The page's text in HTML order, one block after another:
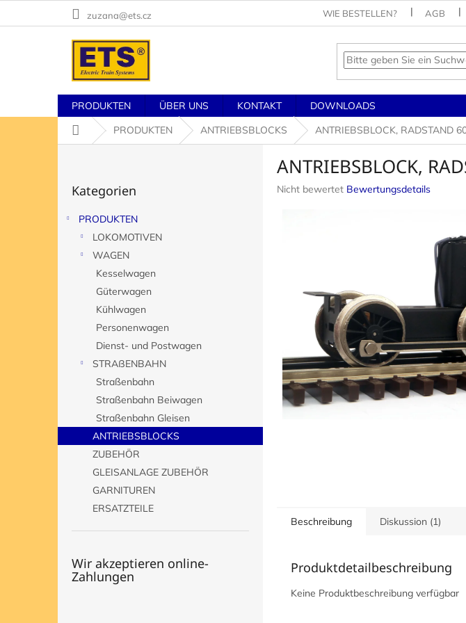
zuzana@ets.cz WIE BESTELLEN? AGB
PRODUKTEN ÜBER UNS KONTAKT
DOWNLOADS
StartseitePRODUKTEN ANTRIEBSBLOCKS ANTRIEBSBLOCK, RADSTAND
überspringen
Kategorien
PRODUKTEN
LOKOMOTIVEN
WAGEN
Kesselwagen
Güterwagen
Kühlwagen
Personenwagen
Dienst- und Postwagen
STRAßENBAHN
Straßenbahn
Straßenbahn Beiwagen
Straßenbahn Gleisen
ANTRIEBSBLOCKS
ZUBEHÖR
GLEISANLAGE ZUBEHÖR
GARNITUREN
ERSATZTEILE
Wir akzeptieren online-
Zahlungen
ANTRIEBSBLOCK,
Die
Nicht bewertet Bewertungsdetails
Beschreibung Diskussion (1)
Produktdetailbeschreibung
Keine Produktbeschreibung verfügbar